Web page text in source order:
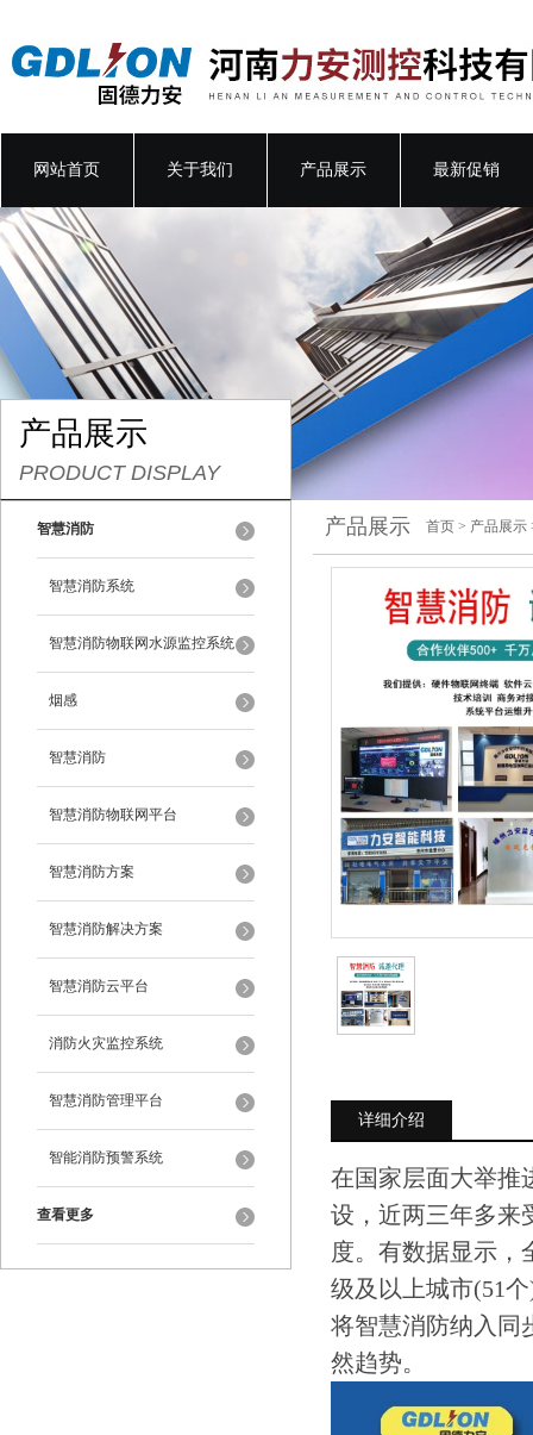
网站首页 关于我们 产品展示 最新促销
产品展示
PRODUCT DISPLAY
智慧消防
智慧消防系统
智慧消防物联网水源监控系统
烟感
智慧消防
智慧消防物联网平台
智慧消防方案
智慧消防解决方案
智慧消防云平台
消防火灾监控系统
智慧消防管理平台
智能消防预警系统
查看更多
产品展示 首页 > 产品展示
详细介绍
在国家层面大举推
设，近两三年多来
度。有数据显示，
级及以上城市(51
将智慧消防纳入同
然趋势。